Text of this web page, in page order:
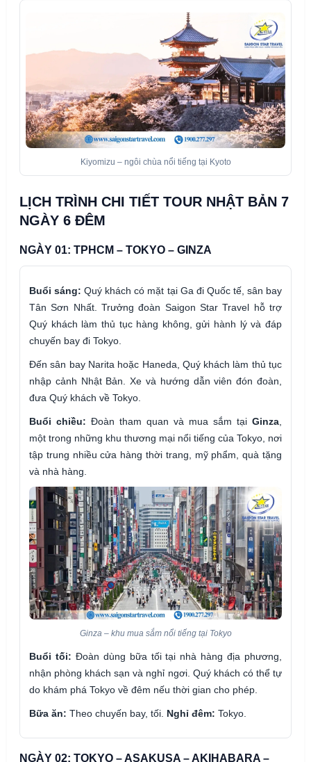
Kiyomizu – ngôi chùa nổi tiếng tại Kyoto
LỊCH TRÌNH CHI TIẾT TOUR NHẬT BẢN 7
NGÀY 6 ĐÊM
NGÀY 01: TPHCM – TOKYO – GINZA
Buổi sáng: Quý khách có mặt tại Ga đi Quốc tế, sân bay
Tân Sơn Nhất. Trưởng đoàn Saigon Star Travel hỗ trợ
Quý khách làm thủ tục hàng không, gửi hành lý và đáp
chuyến bay đi Tokyo.
Đến sân bay Narita hoặc Haneda, Quý khách làm thủ tục
nhập cảnh Nhật Bản. Xe và hướng dẫn viên đón đoàn,
đưa Quý khách về Tokyo.
Buổi chiều: Đoàn tham quan và mua sắm tại Ginza,
một trong những khu thương mại nổi tiếng của Tokyo, nơi
tập trung nhiều cửa hàng thời trang, mỹ phẩm, quà tặng
và nhà hàng.
Ginza – khu mua sắm nổi tiếng tại Tokyo
Buổi tối: Đoàn dùng bữa tối tại nhà hàng địa phương,
nhận phòng khách sạn và nghỉ ngơi. Quý khách có thể tự
do khám phá Tokyo về đêm nếu thời gian cho phép.
Bữa ăn: Theo chuyến bay, tối. Nghỉ đêm: Tokyo.
NGÀY 02: TOKYO – ASAKUSA – AKIHABARA –